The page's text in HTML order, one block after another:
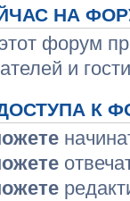
НА
форум
и
К